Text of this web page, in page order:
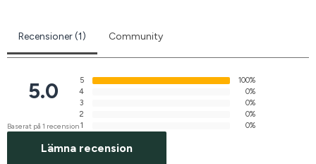
Recensioner (1) Community
5.0
Baserat på 1 recension
5
100%
4
0%
3
0%
2
0%
1
0%
Lämna recension